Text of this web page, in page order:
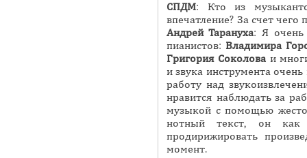
СПДМ: Кто из
впечатление? За счет чего
Андрей Тарануха: Я очень
пианистов: Владимира
Григория Соколова и
и звука инструмента
работу над
нравится наблюдать за
музыкой с помощью
нотный текст, он как
продирижировать
момент.